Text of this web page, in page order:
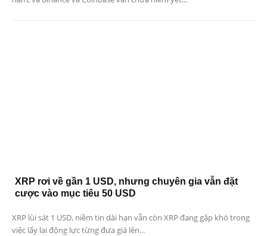
XRP rơi về gần 1 USD, nhưng chuyên gia vẫn đặt
cược vào mục tiêu 50 USD
XRP lùi sát 1 USD, niềm tin dài hạn vẫn còn XRP đang gặp khó trong
việc lấy lại động lực từng đưa giá lên...